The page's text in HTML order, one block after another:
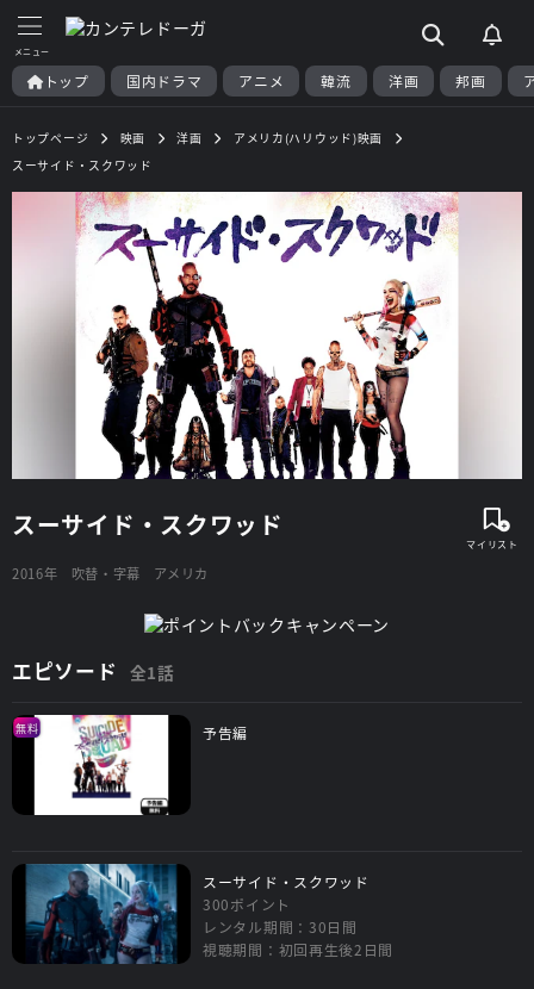
トップ 国内ドラマ アニメ 韓流 洋画 邦画
トップページ 映画 洋画
アメリカ(ハリウッド)映画
スーサイド・スクワッド
スーサイド・スクワッド
2016年 吹替・字幕 アメリカ
エピソード 全1話
無料 予告編
スーサイド・スクワッド
300ポイント
レンタル期間：30日間
視聴期間：初回再生後2日間